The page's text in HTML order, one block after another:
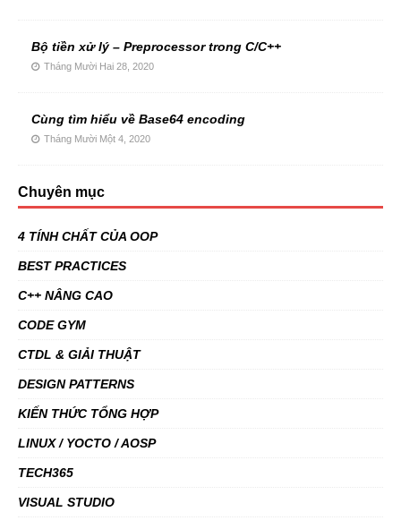
Bộ tiền xử lý – Preprocessor trong C/C++
Tháng Mười Hai 28, 2020
Cùng tìm hiểu về Base64 encoding
Tháng Mười Một 4, 2020
Chuyên mục
4 TÍNH CHẤT CỦA OOP
BEST PRACTICES
C++ NÂNG CAO
CODE GYM
CTDL & GIẢI THUẬT
DESIGN PATTERNS
KIẾN THỨC TỔNG HỢP
LINUX / YOCTO / AOSP
TECH365
VISUAL STUDIO